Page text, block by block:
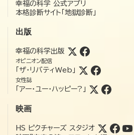
幸福の科学 公式アプリ
本格診断サイト「地獄診断」
出版
幸福の科学出版
オピニオン配信
「ザ・リバティWeb」
女性誌
「アー・ユー・ハッピー?」
映画
HS ピクチャーズ スタジオ